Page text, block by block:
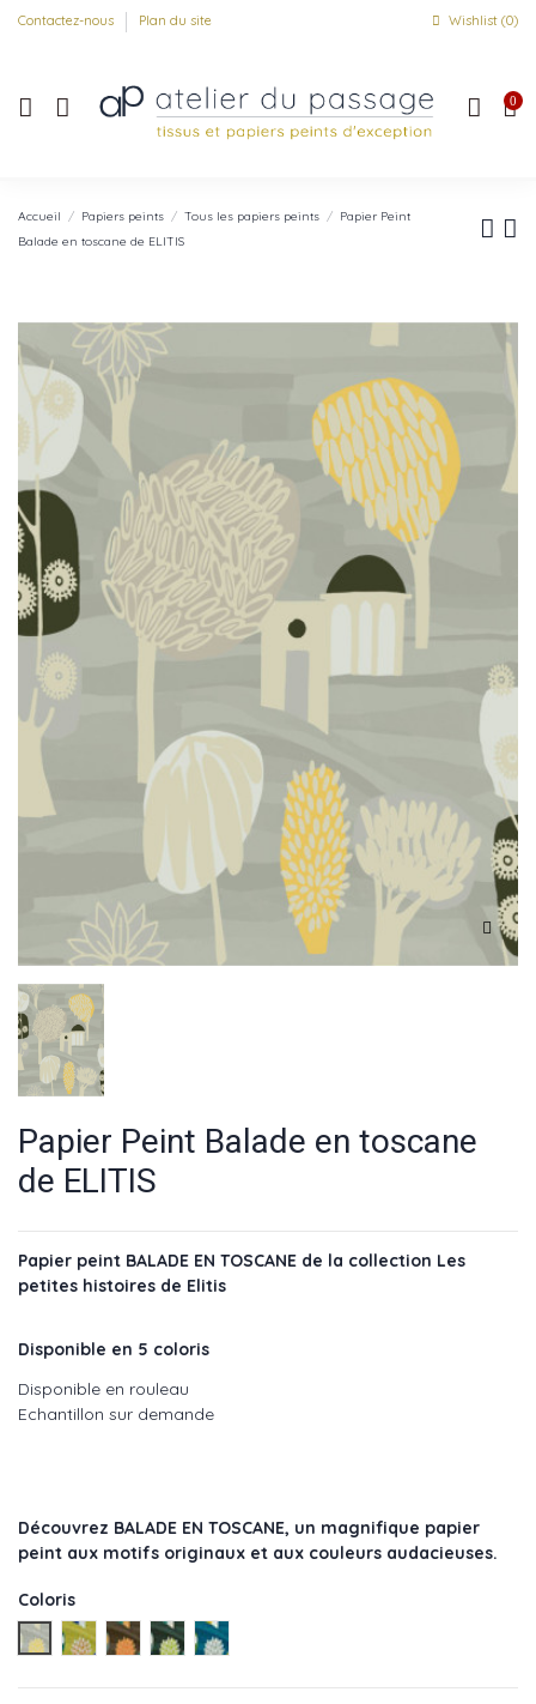
Contactez-nous Plan du site Wishlist (0)
0
Accueil Papiers peints Tous les papiers peints
Papier Peint
Balade en toscane de ELITIS
Papier Peint Balade en toscane
de ELITIS
Papier peint BALADE EN TOSCANE de la collection Les
petites histoires de Elitis
Disponible en 5 coloris
Disponible en rouleau
Echantillon sur demande
Découvrez BALADE EN TOSCANE, un magnifique papier
peint aux motifs originaux et aux couleurs audacieuses.
Coloris
Blanc - réf : TP32101
Vert - réf : TP32102
Marron - réf : TP32103
Gris - réf : TP32104
Bleu - réf : TP32105